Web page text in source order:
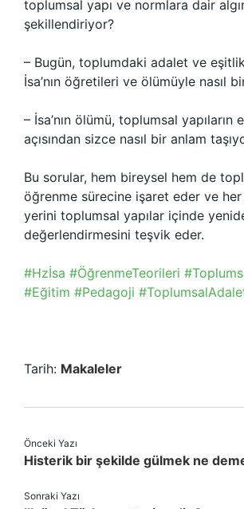
toplumsal yapı ve normlara dair
şekillendiriyor?
– Bugün, toplumdaki adalet ve eşitlik
İsa’nın öğretileri ve ölümüyle nasıl
– İsa’nın ölümü, toplumsal yapıların
açısından sizce nasıl bir anlam
Bu sorular, hem bireysel hem de
öğrenme sürecine işaret eder ve
yerini toplumsal yapılar içinde
değerlendirmesini teşvik eder.
#Hzİsa #ÖğrenmeTeorileri
#Eğitim #Pedagoji
Tarih: Makaleler
Önceki Yazı
Histerik bir şekilde gülmek ne
Sonraki Yazı